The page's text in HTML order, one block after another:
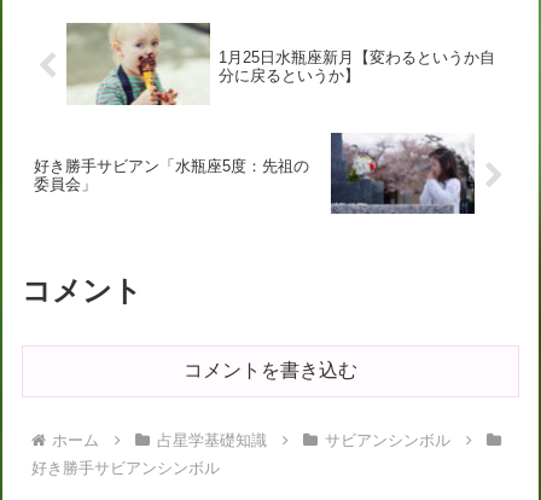
1月25日水瓶座新月【変わるというか自
分に戻るというか】
好き勝手サビアン「水瓶座5度：先祖の
委員会」
コメント
コメントを書き込む
ホーム 占星学基礎知識
サビアンシンボル
好き勝手サビアンシンボル